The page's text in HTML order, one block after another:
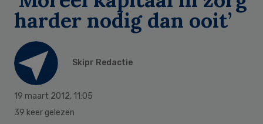
harder nodig dan ooit’
Skipr Redactie
19 maart 2012, 11:05
39 keer gelezen